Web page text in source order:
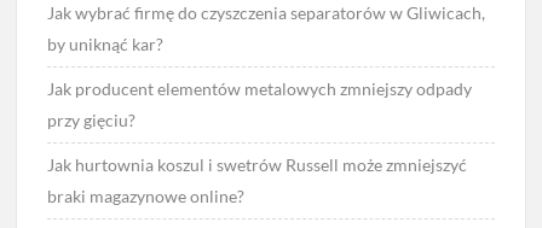
Jak wybrać firmę do czyszczenia separatorów w Gliwicach,
by uniknąć kar?
Jak producent elementów metalowych zmniejszy odpady
przy gięciu?
Jak hurtownia koszul i swetrów Russell może zmniejszyć
braki magazynowe online?